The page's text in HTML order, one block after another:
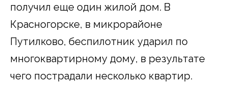
получил еще один жилой дом. В
Красногорске, в микрорайоне
Путилково, беспилотник ударил по
многоквартирному дому, в результате
чего пострадали несколько квартир.